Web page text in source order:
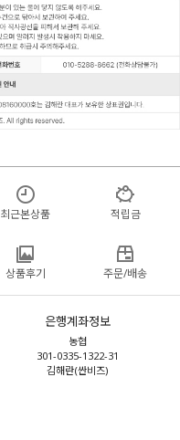
최근본상품 적립금
상품후기 주문/배송
은행계좌정보
농협
301-0335-1322-31
김해란(싼비즈)